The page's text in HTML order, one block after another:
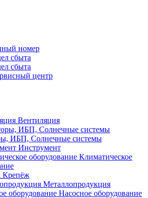
номер
сбыта
сбыта
центр
Вентиляция
ИБП, Солнечные системы
Инструмент
Климатическое
Крепёж
Металлопродукция
Насосное оборудование